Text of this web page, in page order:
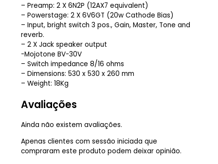
– Preamp: 2 X 6N2P (12AX7 equivalent)
– Powerstage: 2 X 6V6GT (20w Cathode Bias)
– Input, bright switch 3 pos., Gain, Master, Tone and
reverb.
– 2 X Jack speaker output
-Mojotone BV-30V
– Switch impedance 8/16 ohms
– Dimensions: 530 x 530 x 260 mm
– Weight: 18Kg
Avaliações
Ainda não existem avaliações.
Apenas clientes com sessão iniciada que
compraram este produto podem deixar opinião.